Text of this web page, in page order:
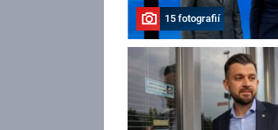
15 fotografií